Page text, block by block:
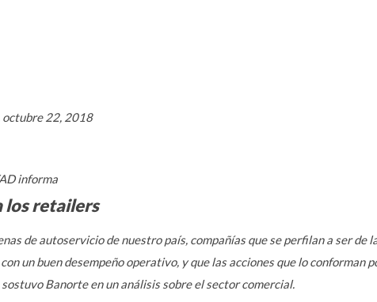
octubre 22, 2018
informa
los retailers
de autoservicio de nuestro país, compañías que se perfilan a ser de
un buen desempeño operativo, y que las acciones que lo conforman
Banorte en un análisis sobre el sector comercial.